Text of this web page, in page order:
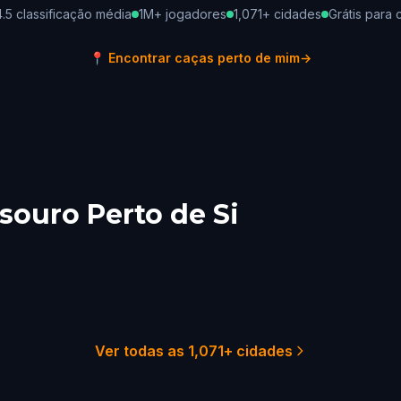
classificação média 1M+ jogadores 1,071+ cidades Grátis para
📍 Encontrar caças perto de mim→
Perto de Si
York City Sydney
Ver todas as 1,071+ cidades